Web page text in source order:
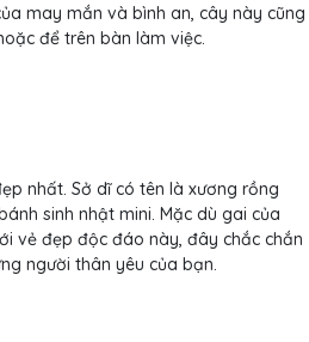
may mắn và bình an, cây này cũng
để trên bàn làm việc.
nhất. Sở dĩ có tên là xương rồng
sinh nhật mini. Mặc dù gai của
vẻ đẹp độc đáo này, đây chắc chắn
người thân yêu của bạn.